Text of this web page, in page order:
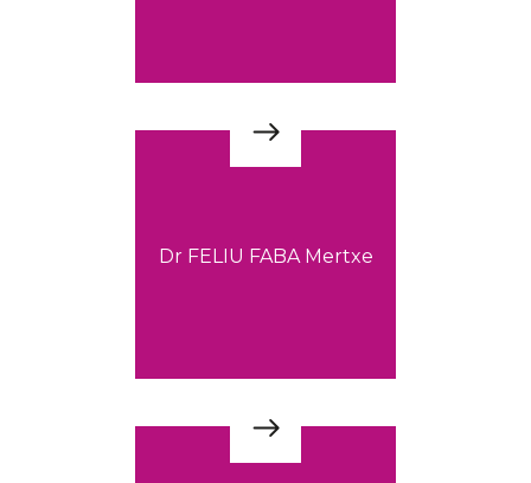
Dr FELIU FABA Mertxe